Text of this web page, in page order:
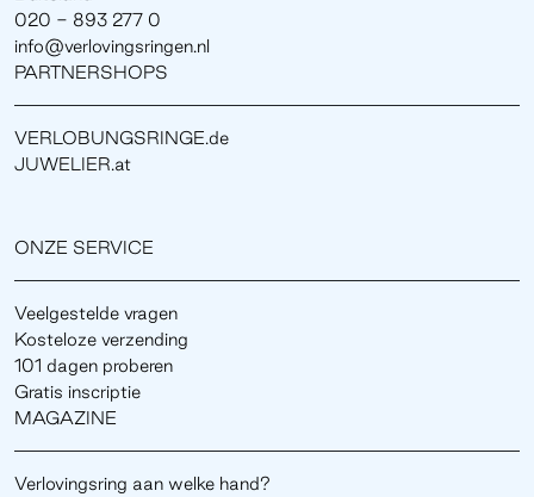
020 - 893 277 0
info@verlovingsringen.nl
PARTNERSHOPS
VERLOBUNGSRINGE.de
JUWELIER.at
ONZE SERVICE
Veelgestelde vragen
Kosteloze verzending
101 dagen proberen
Gratis inscriptie
MAGAZINE
Verlovingsring aan welke hand?